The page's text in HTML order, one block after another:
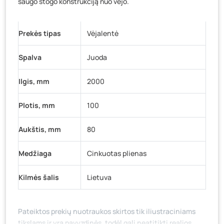
K. Donelaičio g. 17, Rokiškis
Šaltupės g. 64, Zarasai- 0 vienetų
Prekės tipas Vėjalentė
Spalva Juoda
Ilgis, mm 2000
Plotis, mm 100
Aukštis, mm 80
Medžiaga Cinkuotas plienas
Kilmės šalis Lietuva
Pateiktos prekių nuotraukos skirtos tik iliustraciniams